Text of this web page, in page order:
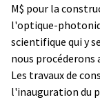
M$ pour la
l'optique-
scientifique qui y
nous procéderons
Les travaux de
l'inauguration du